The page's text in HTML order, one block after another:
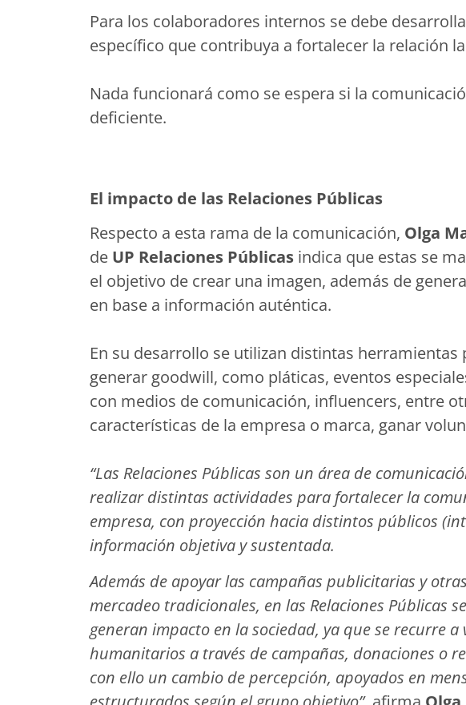
Para los colaboradores internos se debe
específico que contribuya a fortalecer la relación
Nada funcionará como se espera si la
deficiente.
El impacto de las Relaciones Públicas
Respecto a esta rama de la comunicación, Olga
de UP Relaciones Públicas indica que estas se
el objetivo de crear una imagen, además de
en base a información auténtica.
En su desarrollo se utilizan distintas
generar goodwill, como pláticas, eventos
con medios de comunicación, influencers, entre
características de la empresa o marca, ganar
“Las Relaciones Públicas son un área de
realizar distintas actividades para fortalecer la
empresa, con proyección hacia distintos públicos
información objetiva y sustentada.
Además de apoyar las campañas publicitarias y
mercadeo tradicionales, en las Relaciones Públicas
generan impacto en la sociedad, ya que se recurre a
humanitarios a través de campañas, donaciones o
con ello un cambio de percepción, apoyados en